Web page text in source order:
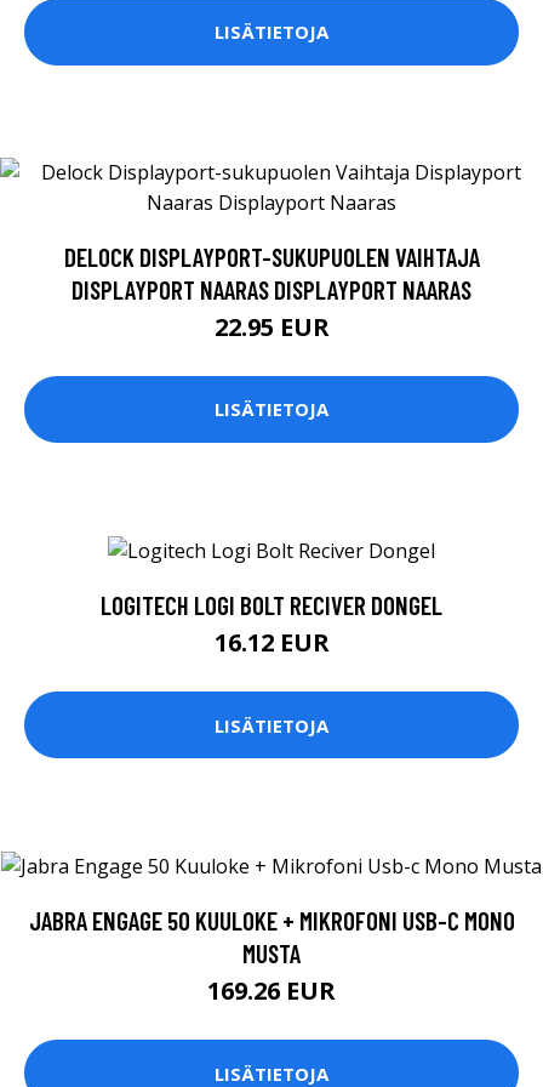
LISÄTIETOJA
DELOCK DISPLAYPORT-SUKUPUOLEN VAIHTAJA
DISPLAYPORT NAARAS DISPLAYPORT NAARAS
22.95 EUR
LISÄTIETOJA
LOGITECH LOGI BOLT RECIVER DONGEL
16.12 EUR
LISÄTIETOJA
JABRA ENGAGE 50 KUULOKE + MIKROFONI USB-C MONO
MUSTA
169.26 EUR
LISÄTIETOJA